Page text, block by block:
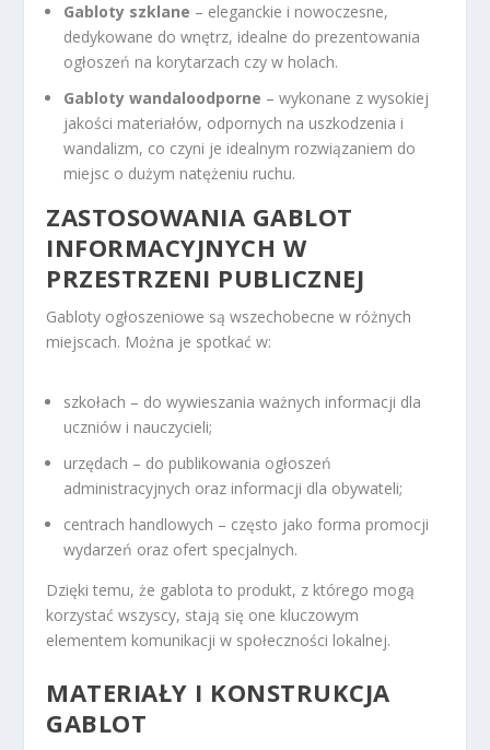
Gabloty szklane – eleganckie i nowoczesne,
dedykowane do wnętrz, idealne do prezentowania
ogłoszeń na korytarzach czy w holach.
Gabloty wandaloodporne – wykonane z wysokiej
jakości materiałów, odpornych na uszkodzenia i
wandalizm, co czyni je idealnym rozwiązaniem do
miejsc o dużym natężeniu ruchu.
ZASTOSOWANIA GABLOT
INFORMACYJNYCH W
PRZESTRZENI PUBLICZNEJ
Gabloty ogłoszeniowe są wszechobecne w różnych
miejscach. Można je spotkać w:
szkołach – do wywieszania ważnych informacji dla
uczniów i nauczycieli;
urzędach – do publikowania ogłoszeń
administracyjnych oraz informacji dla obywateli;
centrach handlowych – często jako forma promocji
wydarzeń oraz ofert specjalnych.
Dzięki temu, że gablota to produkt, z którego mogą
korzystać wszyscy, stają się one kluczowym
elementem komunikacji w społeczności lokalnej.
MATERIAŁY I KONSTRUKCJA
GABLOT